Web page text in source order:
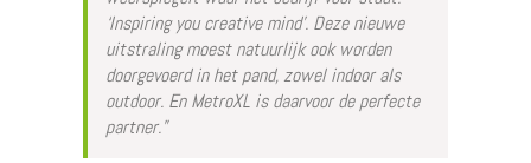
‘Inspiring you creative mind’. Deze nieuwe
uitstraling moest natuurlijk ook worden
doorgevoerd in het pand, zowel indoor als
outdoor. En MetroXL is daarvoor de perfecte
partner.”